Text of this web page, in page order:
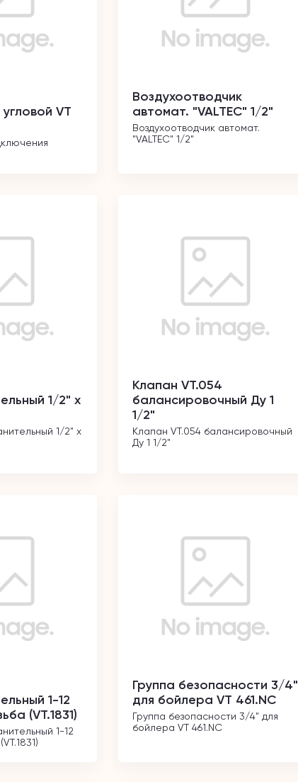
VT
Воздухоотводчик
автомат. "VALTEC" 1/2"
Воздухоотводчик автомат.
"VALTEC" 1/2"
1/2" х
1/2" х
Клапан VT.054
балансировочный Ду 1
1/2"
Клапан VT.054 балансировочный
Ду 1 1/2"
1-12
(VT.1831)
1-12
Группа безопасности 3/4"
для бойлера VT 461.NC
Группа безопасности 3/4" для
бойлера VT 461.NC